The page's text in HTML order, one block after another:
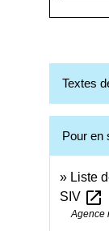
Textes
Pour en
Liste
SIV open_in_new
Agence